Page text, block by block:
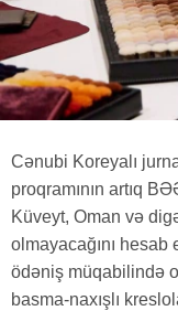
Cənubi Koreyalı
proqramının artıq
Küveyt, Oman və
olmayacağını hesab
ödəniş müqabilində
basma-naxışlı